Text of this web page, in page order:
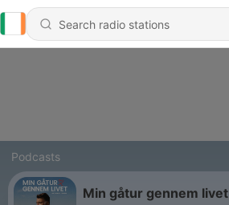
Podcasts
Min gåtur gennem livet